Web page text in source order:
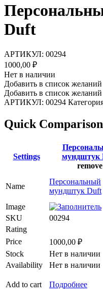
Duft
АРТИКУЛ: 00294
1000,00 ₽
Нет в наличии
Добавить в список желаний
Добавить в список желаний
АРТИКУЛ: 00294
Quick Comparison
Settings
мундштук
remove
Name
Персональный
мундштук Duft
Image
SKU
00294
Rating
Price
1000,00 ₽
Stock
Нет в наличии
Availability
Нет в наличии
Add to cart Подробнее